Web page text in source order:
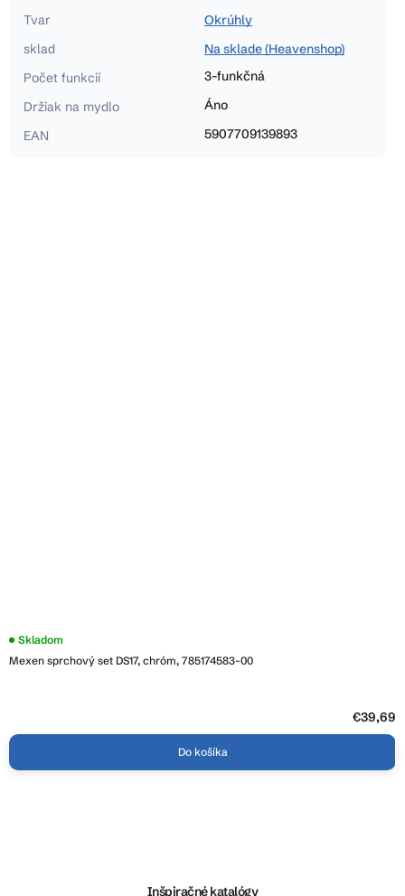
Tvar
Okrúhly
sklad
Na sklade (Heavenshop)
Počet funkcií
3-funkčná
Držiak na mydlo
Áno
EAN
5907709139893
Mexen sprchový set DS17, chróm, 785174583-00
Skladom
€39,69
Do košíka
Inšpiračné katalógy